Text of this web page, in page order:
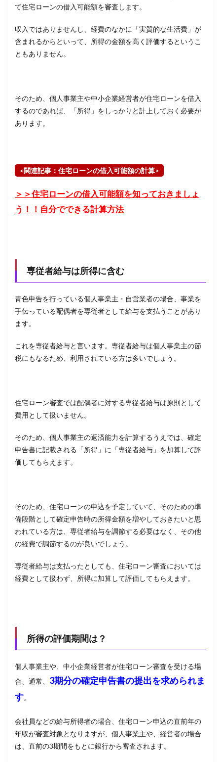
て住宅ローンの借入可能額を審査します。
収入ではありませんし、経費のなかに「実質的な生活費」が
含まれるからといって、所得の金額を高く評価するというこ
ともありません。
そのため、個人事業主や中小企業経営者が住宅ローンを借入
するのであれば、「所得」をしっかりと計上しておく必要が
あります。
<関連記事：住宅ローンの借入可能額の計算>
＞＞住宅ローンの借入可能額を知っておきましょ
う！！自分でできる計算方法
専従者給与は所得に含む
青色申告を行っている個人事業主・自営業者の場合、事業を
手伝っている配偶者を専従者として給与を支払うことがあり
ます。
これを専従者給与と言います。専従者給与は個人事業主の節
税にもなるため、利用されている方は多いでしょう。
住宅ローン審査では配偶者に対する専従者給与は原則として
費用として扱いません。
そのため、個人事業主の返済能力を計算するうえでは、確定
申告書に記載される「所得」に「専従者給与」を加算して評
価してもらえます。
そのため、住宅ローンの申込を予定していて、そのための準
備段階として確定申告時の所得金額を増やしておきたいと思
われている方は、専従者給与を調節する必要はなく、その他
の経費で調節するのが良いでしょう。
専従者給与は支払ったとしても、住宅ローン審査においては
経費として扱わず、所得に加算して評価してもらえます。
所得の評価期間は？
個人事業主や、中小企業経営者が住宅ローン審査を受ける場
合、通常、 3期分の確定申告書の提出を求められま
す。
会社員などの給与所得者の場合、住宅ローン申込の直前年の
年収が審査対象となりますが、個人事業主や、経営者の場合
は、直前の3期間をもとに銀行から審査されます。